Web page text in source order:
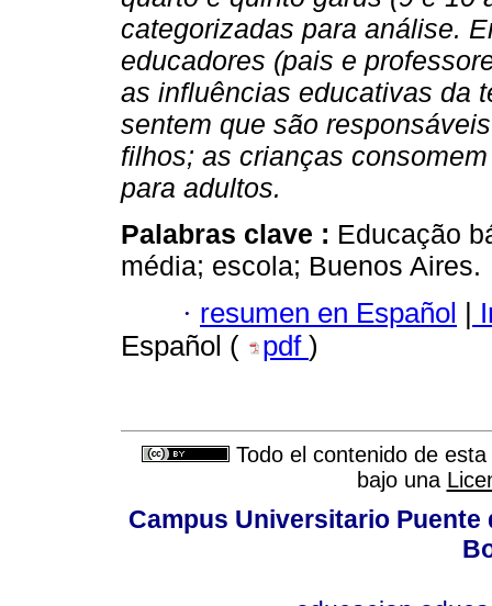
categorizadas para análise.
educadores (pais e
as influências educativas da
sentem que são
filhos; as crianças
para adultos.
Palabras clave : Educação
média; escola; Buenos Aires.
· resumen en Español |
Español (
pdf )
Todo el contenido de
bajo una
Campus Universitario Puente